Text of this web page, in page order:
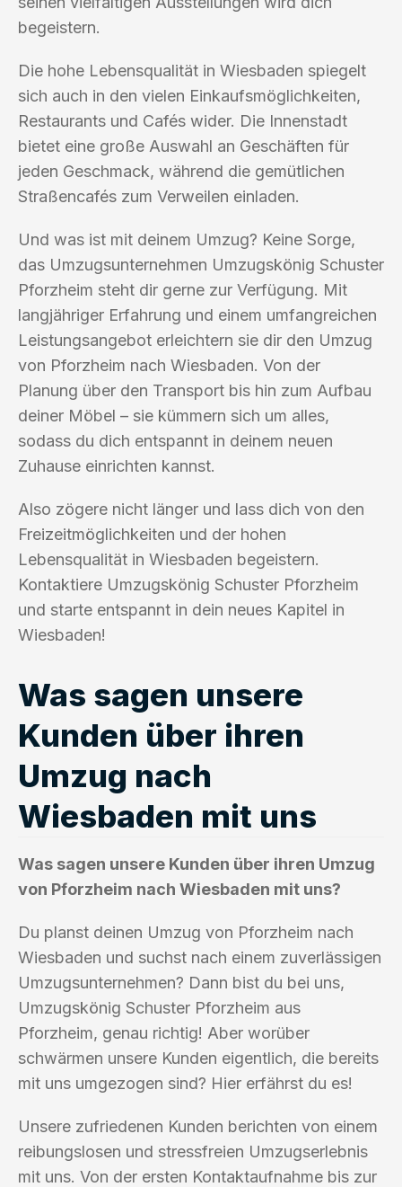
begeistern.
Die hohe Lebensqualität in Wiesbaden spiegelt
sich auch in den vielen Einkaufsmöglichkeiten,
Restaurants und Cafés wider. Die Innenstadt
bietet eine große Auswahl an Geschäften für
jeden Geschmack, während die gemütlichen
Straßencafés zum Verweilen einladen.
Und was ist mit deinem Umzug? Keine Sorge,
das Umzugsunternehmen Umzugskönig Schuster
Pforzheim steht dir gerne zur Verfügung. Mit
langjähriger Erfahrung und einem umfangreichen
Leistungsangebot erleichtern sie dir den Umzug
von Pforzheim nach Wiesbaden. Von der
Planung über den Transport bis hin zum Aufbau
deiner Möbel – sie kümmern sich um alles,
sodass du dich entspannt in deinem neuen
Zuhause einrichten kannst.
Also zögere nicht länger und lass dich von den
Freizeitmöglichkeiten und der hohen
Lebensqualität in Wiesbaden begeistern.
Kontaktiere Umzugskönig Schuster Pforzheim
und starte entspannt in dein neues Kapitel in
Wiesbaden!
Was sagen unsere
Kunden über ihren
Umzug nach
Wiesbaden mit uns
Was sagen unsere Kunden über ihren Umzug
von Pforzheim nach Wiesbaden mit uns?
Du planst deinen Umzug von Pforzheim nach
Wiesbaden und suchst nach einem zuverlässigen
Umzugsunternehmen? Dann bist du bei uns,
Umzugskönig Schuster Pforzheim aus
Pforzheim, genau richtig! Aber worüber
schwärmen unsere Kunden eigentlich, die bereits
mit uns umgezogen sind? Hier erfährst du es!
Unsere zufriedenen Kunden berichten von einem
reibungslosen und stressfreien Umzugserlebnis
mit uns. Von der ersten Kontaktaufnahme bis zur